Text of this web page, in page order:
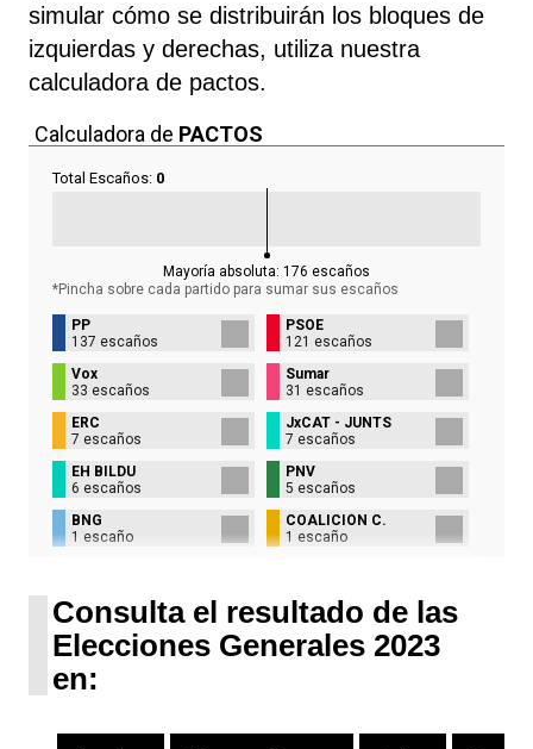
simular cómo se distribuirán los bloques de
izquierdas y derechas, utiliza nuestra
calculadora de pactos.
Calculadora de PACTOS
Total Escaños: 0
Mayoría absoluta: 176 escaños
*Pincha sobre cada partido para sumar sus escaños
PP
137 escaños
PSOE
121 escaños
Vox
33 escaños
Sumar
31 escaños
ERC
7 escaños
JxCAT - JUNTS
7 escaños
EH BILDU
6 escaños
PNV
5 escaños
BNG
1 escaño
COALICIÓN C.
1 escaño
Consulta el resultado de las
Elecciones Generales 2023
en: